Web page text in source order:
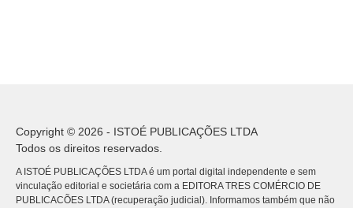
Copyright © 2026 - ISTOÉ PUBLICAÇÕES LTDA
Todos os direitos reservados.
A ISTOÉ PUBLICAÇÕES LTDA é um portal digital independente e sem
vinculação editorial e societária com a EDITORA TRES COMÉRCIO DE
PUBLICACÕES LTDA (recuperação judicial). Informamos também que não